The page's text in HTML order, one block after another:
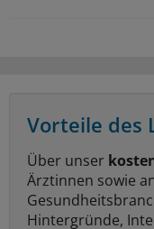
Vorteile des
Über unser
Ärztinnen sowie
Hintergründe,